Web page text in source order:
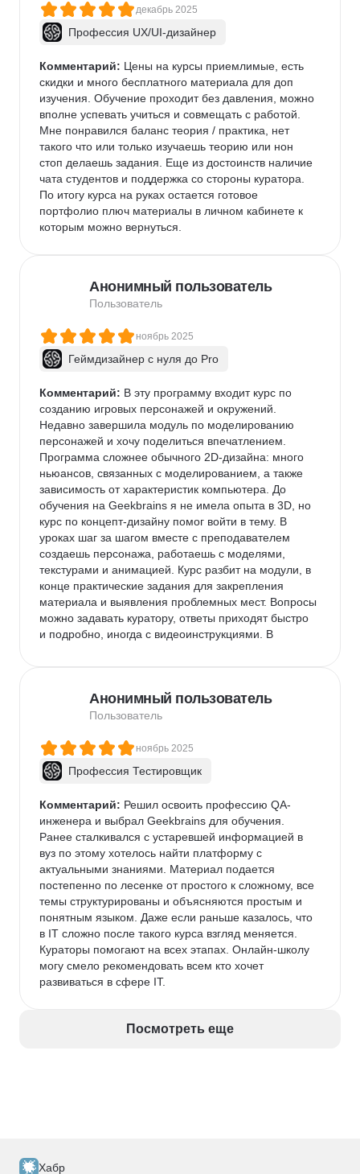
декабрь 2025
Профессия UX/UI-дизайнер
Комментарий: Цены на курсы приемлимые, есть
скидки и много бесплатного материала для доп
изучения. Обучение проходит без давления, можно
вполне успевать учиться и совмещать с работой.
Мне понравился баланс теория / практика, нет
такого что или только изучаешь теорию или нон
стоп делаешь задания. Еще из достоинств наличие
чата студентов и поддержка со стороны куратора.
По итогу курса на руках остается готовое
портфолио плюч материалы в личном кабинете к
которым можно вернуться.
Анонимный пользователь
Пользователь
ноябрь 2025
Геймдизайнер с нуля до Pro
Комментарий: В эту программу входит курс по
созданию игровых персонажей и окружений.
Недавно завершила модуль по моделированию
персонажей и хочу поделиться впечатлением.
Программа сложнее обычного 2D-дизайна: много
ньюансов, связанных с моделированием, а также
зависимость от характеристик компьютера. До
обучения на Geekbrains я не имела опыта в 3D, но
курс по концепт-дизайну помог войти в тему. В
уроках шаг за шагом вместе с преподавателем
создаешь персонажа, работаешь с моделями,
текстурами и анимацией. Курс разбит на модули, в
конце практические задания для закрепления
материала и выявления проблемных мест. Вопросы
можно задавать куратору, ответы приходят быстро
и подробно, иногда с видеоинструкциями. В
практике работа над заданиями занимает гораздо
больше времени, чем длится урок.
Анонимный пользователь
Пользователь
ноябрь 2025
Профессия Тестировщик
Комментарий: Решил освоить профессию QA-
инженера и выбрал Geekbrains для обучения.
Ранее сталкивался с устаревшей информацией в
вуз по этому хотелось найти платформу с
актуальными знаниями. Материал подается
постепенно по лесенке от простого к сложному, все
темы структурированы и объясняются простым и
понятным языком. Даже если раньше казалось, что
в IT сложно после такого курса взгляд меняется.
Кураторы помогают на всех этапах. Онлайн-школу
могу смело рекомендовать всем кто хочет
развиваться в сфере IT.
Посмотреть еще
Хабр